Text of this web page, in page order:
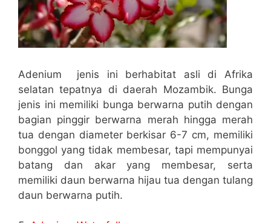
Adenium jenis ini berhabitat asli di Afrika
selatan tepatnya di daerah Mozambik. Bunga
jenis ini memiliki bunga berwarna putih dengan
bagian pinggir berwarna merah hingga merah
tua dengan diameter berkisar 6-7 cm, memiliki
bonggol yang tidak membesar, tapi mempunyai
batang dan akar yang membesar, serta
memiliki daun berwarna hijau tua dengan tulang
daun berwarna putih.